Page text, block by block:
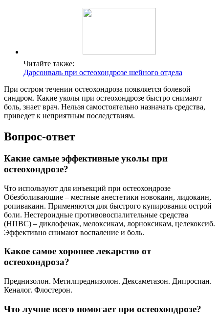
Читайте также:
Дарсонваль при остеохондрозе шейного отдела
При остром течении остеохондроза появляется болевой
синдром. Какие уколы при остеохондрозе быстро снимают
боль, знает врач. Нельзя самостоятельно назначать средства,
приведет к неприятным последствиям.
Вопрос-ответ
Какие самые эффективные уколы при
остеохондрозе?
Что используют для инъекций при остеохондрозе
Обезболивающие – местные анестетики новокаин, лидокаин,
ропивакаин. Применяются для быстрого купирования острой
боли. Нестероидные противовоспалительные средства
(НПВС) – диклофенак, мелоксикам, лорноксикам, целекоксиб.
Эффективно снимают воспаление и боль.
Какое самое хорошее лекарство от
остеохондроза?
Преднизолон. Метилпреднизолон. Дексаметазон. Дипроспан.
Кеналог. Флостерон.
Что лучше всего помогает при остеохондрозе?